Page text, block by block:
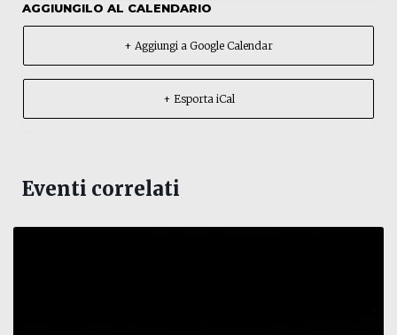
AGGIUNGILO AL CALENDARIO
+ Aggiungi a Google Calendar
+ Esporta iCal
Eventi correlati